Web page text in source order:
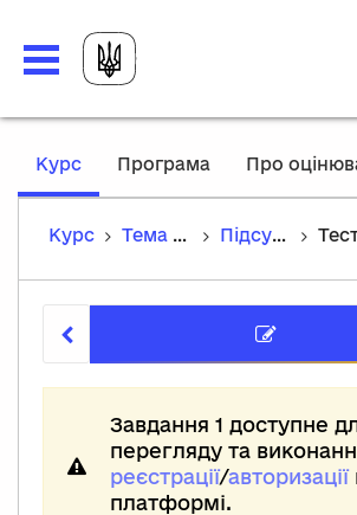
Курс,
Програма Про
Курс Тема 1. Перші середньовічні держави Підсумковий тест
Завдання 1 доступне
перегляду та
реєстрації/авторизації
платформі.